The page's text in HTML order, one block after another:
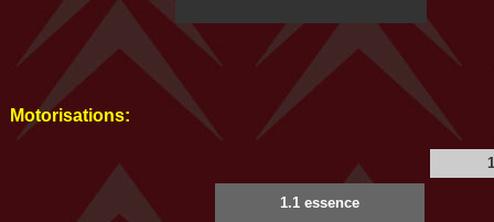
Motorisations:
1.1 essence